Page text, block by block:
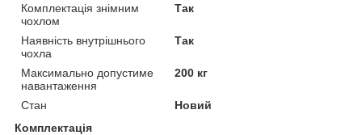
Комплектація знімним
чохлом
Так
Наявність внутрішнього
чохла
Так
Максимально допустиме
навантаження
200 кг
Стан
Новий
Комплектація